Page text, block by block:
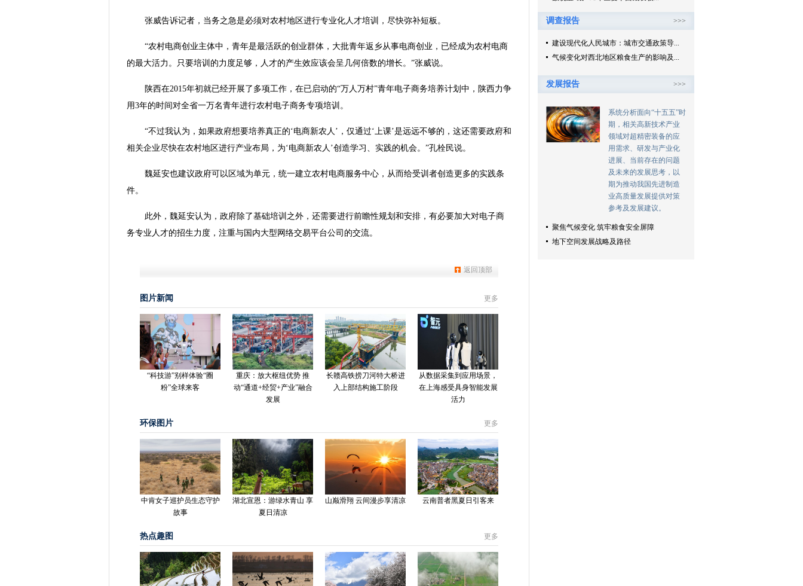
张威告诉记者，当务之急是必须对农村地区进行专业化人才培训，尽快弥补短板。
“农村电商创业主体中，青年是最活跃的创业群体，大批青年返乡从事电商创业，已经成为农村电商
的最大活力。只要培训的力度足够，人才的产生效应该会呈几何倍数的增长。”张威说。
陕西在2015年初就已经开展了多项工作，在已启动的“万人万村”青年电子商务培养计划中，陕西力争
用3年的时间对全省一万名青年进行农村电子商务专项培训。
“不过我认为，如果政府想要培养真正的‘电商新农人’，仅通过‘上课’是远远不够的，这还需要政府和
相关企业尽快在农村地区进行产业布局，为‘电商新农人’创造学习、实践的机会。”孔栓民说。
魏延安也建议政府可以区域为单元，统一建立农村电商服务中心，从而给受训者创造更多的实践条
件。
此外，魏延安认为，政府除了基础培训之外，还需要进行前瞻性规划和安排，有必要加大对电子商
务专业人才的招生力度，注重与国内大型网络交易平台公司的交流。
返回顶部